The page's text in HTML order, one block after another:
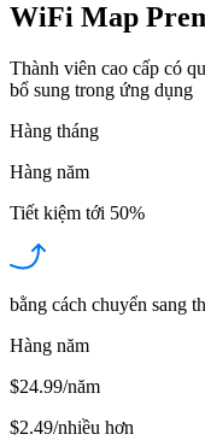
WiFi Map
Thành viên cao cấp có
bổ sung trong ứng dụng
Hàng tháng
Hàng năm
Tiết kiệm tới 50%
bằng cách chuyển sang
Hàng năm
$24.99/năm
$2.49/nhiều hơn